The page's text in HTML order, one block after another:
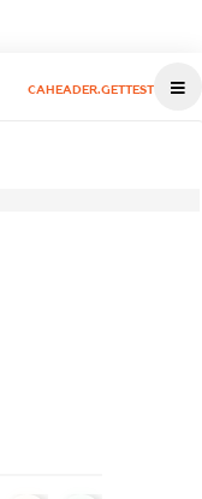
CAHEADER.GETTEST